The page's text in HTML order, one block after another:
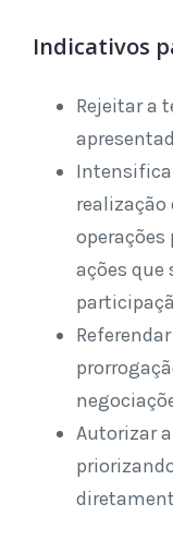
Indicativos
Rejeitar a
realização
operações
ações que
Autorizar